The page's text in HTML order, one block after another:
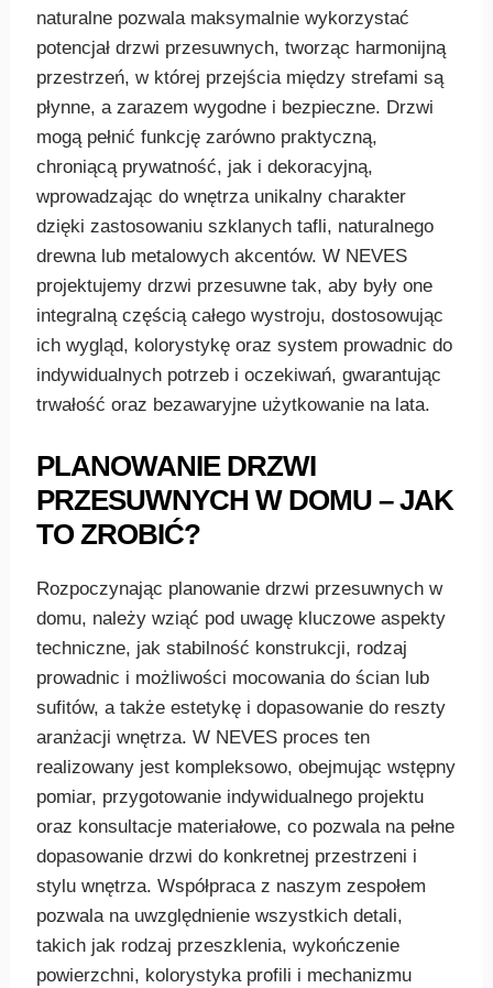
naturalne pozwala maksymalnie wykorzystać
potencjał drzwi przesuwnych, tworząc harmonijną
przestrzeń, w której przejścia między strefami są
płynne, a zarazem wygodne i bezpieczne. Drzwi
mogą pełnić funkcję zarówno praktyczną,
chroniącą prywatność, jak i dekoracyjną,
wprowadzając do wnętrza unikalny charakter
dzięki zastosowaniu szklanych tafli, naturalnego
drewna lub metalowych akcentów. W NEVES
projektujemy drzwi przesuwne tak, aby były one
integralną częścią całego wystroju, dostosowując
ich wygląd, kolorystykę oraz system prowadnic do
indywidualnych potrzeb i oczekiwań, gwarantując
trwałość oraz bezawaryjne użytkowanie na lata.
PLANOWANIE DRZWI
PRZESUWNYCH W DOMU – JAK
TO ZROBIĆ?
Rozpoczynając planowanie drzwi przesuwnych w
domu, należy wziąć pod uwagę kluczowe aspekty
techniczne, jak stabilność konstrukcji, rodzaj
prowadnic i możliwości mocowania do ścian lub
sufitów, a także estetykę i dopasowanie do reszty
aranżacji wnętrza. W NEVES proces ten
realizowany jest kompleksowo, obejmując wstępny
pomiar, przygotowanie indywidualnego projektu
oraz konsultacje materiałowe, co pozwala na pełne
dopasowanie drzwi do konkretnej przestrzeni i
stylu wnętrza. Współpraca z naszym zespołem
pozwala na uwzględnienie wszystkich detali,
takich jak rodzaj przeszklenia, wykończenie
powierzchni, kolorystyka profili i mechanizmu